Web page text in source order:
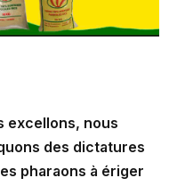
excellons, nous
des dictatures
pharaons à ériger